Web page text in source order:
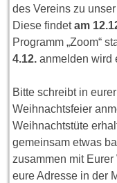
des Vereins zu
Diese findetam
Programm „Zoom“
4.12. anmelden wird
Bitte schreibt in
Weihnachtsfeier
Weihnachtstüte
gemeinsam etwas
zusammen mit
eure Adresse in der